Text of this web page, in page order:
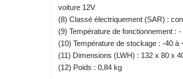
voiture 12V
(8) Classé électriquement (SAR) :
(9) Température de fonctionnement : -
(10) Température de stockage : -40 à
(11) Dimensions (LWH) : 132 x 80 x
(12) Poids : 0,84 kg